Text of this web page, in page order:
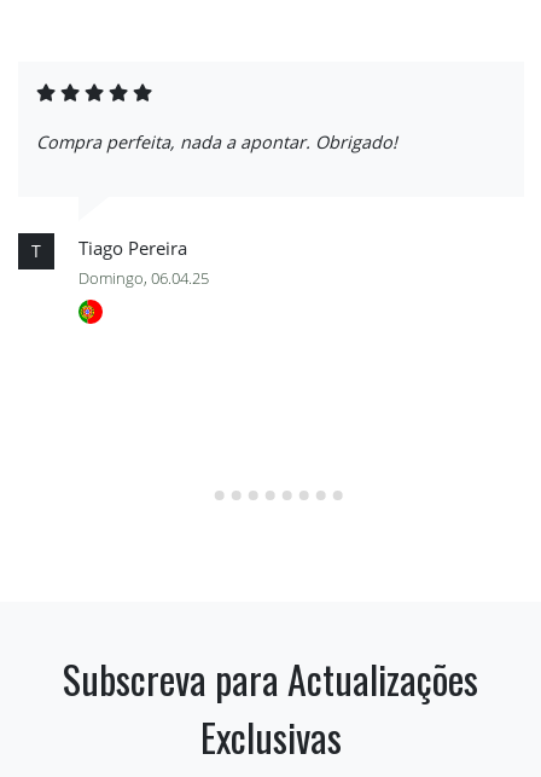
Compra perfeita, nada a apontar. Obrigado!
T Tiago Pereira
Domingo, 06.04.25
Subscreva para Actualizações
Exclusivas